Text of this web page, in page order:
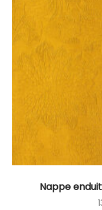
Nappe